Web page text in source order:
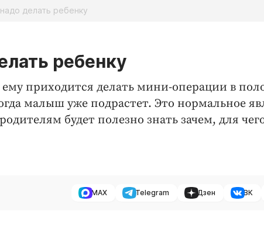
делать ребенку
ребенку
приходится делать мини-операции в
малыш уже подрастет. Это нормальное
будет полезно знать зачем, для
MAX Telegram Дзен ВК